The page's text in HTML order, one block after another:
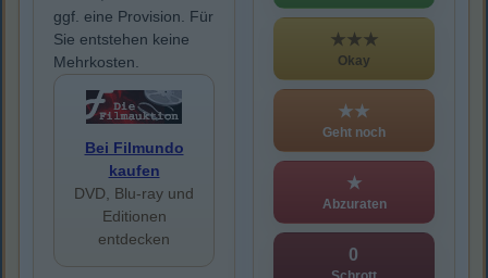
ggf. eine Provision. Für
Sie entstehen keine
Mehrkosten.
Bei Filmundo
kaufen
DVD, Blu-ray und
Editionen
entdecken
★★★
Okay
★★
Geht noch
★
Abzuraten
0